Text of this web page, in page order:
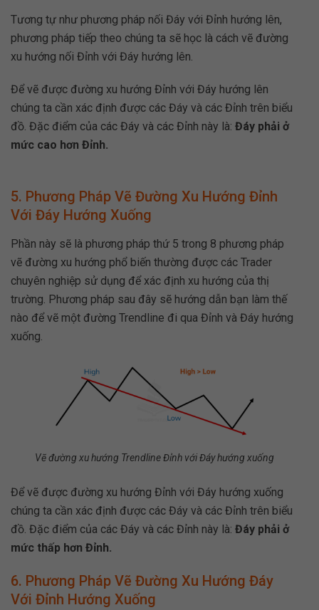
Tương tự như phương pháp nối Đáy với Đỉnh hướng lên,
phương pháp tiếp theo chúng ta sẽ học là cách vẽ đường
xu hướng nối Đỉnh với Đáy hướng lên.
Để vẽ được đường xu hướng Đỉnh với Đáy hướng lên
chúng ta cần xác định được các Đáy và các Đỉnh trên biểu
đồ. Đặc điểm của các Đáy và các Đỉnh này là: Đáy phải ở
mức cao hơn Đỉnh.
5. Phương Pháp Vẽ Đường Xu Hướng Đỉnh
Với Đáy Hướng Xuống
Phần này sẽ là phương pháp thứ 5 trong 8 phương pháp
vẽ đường xu hướng phổ biến thường được các Trader
chuyên nghiệp sử dụng để xác định xu hướng của thị
trường. Phương pháp sau đây sẽ hướng dẫn bạn làm thế
nào để vẽ một đường Trendline đi qua Đỉnh và Đáy hướng
xuống.
Vẽ đường xu hướng Trendline Đỉnh với Đáy hướng xuống
Để vẽ được đường xu hướng Đỉnh với Đáy hướng xuống
chúng ta cần xác định được các Đáy và các Đỉnh trên biểu
đồ. Đặc điểm của các Đáy và các Đỉnh này là: Đáy phải ở
mức thấp hơn Đỉnh.
Phương Pháp Vẽ Đường Xu Hướng Đáy
Với Đỉnh Hướng Xuống